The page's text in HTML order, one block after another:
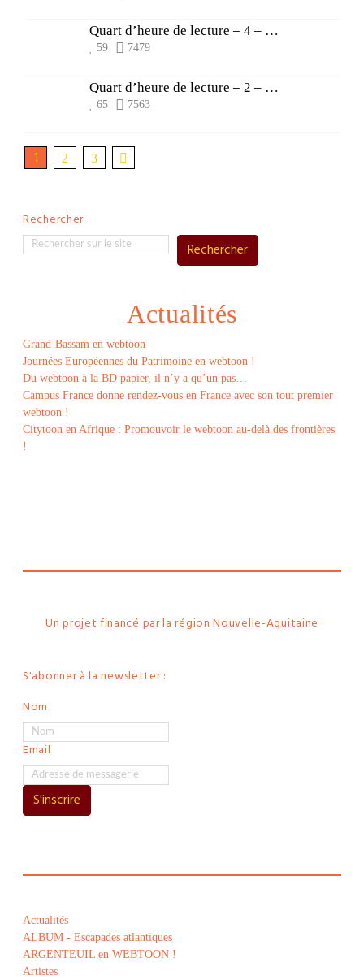
Quart d’heure de lecture – 4 – Captain Busard
59 7479
Quart d’heure de lecture – 2 – Parcours
65 7563
1 2 3
Rechercher
Rechercher
Actualités
Grand-Bassam en webtoon
Journées Européennes du Patrimoine en webtoon !
Du webtoon à la BD papier, il n’y a qu’un pas…
Campus France donne rendez-vous en France avec son tout premier
webtoon !
Citytoon en Afrique : Promouvoir le webtoon au-delà des frontières
!
Un projet financé par la région Nouvelle-Aquitaine
S'abonner à la newsletter :
Nom
Email
S'inscrire
Actualités
ALBUM - Escapades atlantiques
ARGENTEUIL en WEBTOON !
Artistes